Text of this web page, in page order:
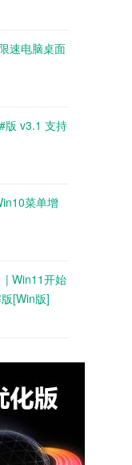
速电脑桌面
版 v3.1 支持
菜单增
| Win11开始
[Win版]